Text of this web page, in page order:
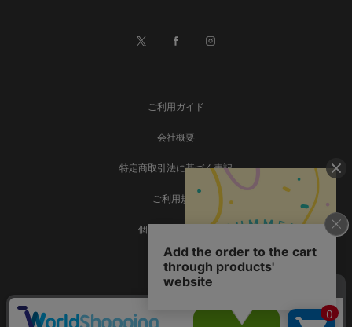
ご利用ガイド
会社概要
特定商取引法に基づく表記
ご利用規約
個人情報保護方針
お問い合わせ